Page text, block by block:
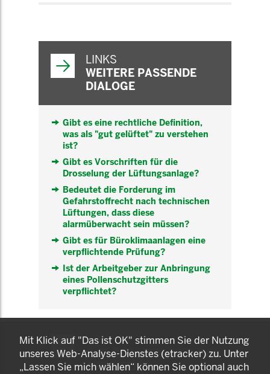
LINKS
WEITERE PASSENDE
DIALOGE
Gibt es eine rechtliche Definition,
was als "gut gelüftet" zu verstehen
ist?
Gibt es Vorschriften für die
Drosselung der Lüftungsanlage?
Bedeutet die Forderung im
Gefahrstoffrecht nach technischen
Lüftungen, dass diese
alarmüberwacht sein müssen?
Gibt es für Büroklimaanlagen eine
verpflichtende Prüfung?
Ist der Arbeitgeber zur Anbringung
eines Pollenschutzgitters
verpflichtet?
KOMNET
GUT BERATEN. GESUND
ARBEITEN.
Mit Klick auf "Das ist OK" stimmen Sie der Nutzung
unseres Web-Analyse-Dienstes (etracker) zu. Unter
„Lassen Sie mich wählen“ können Sie optional auch